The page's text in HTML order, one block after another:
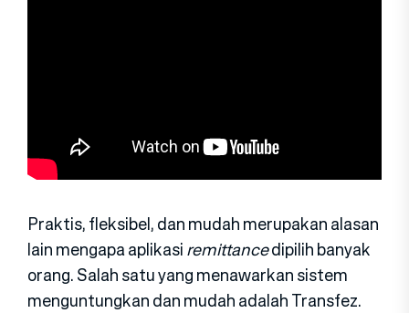
Praktis, fleksibel, dan mudah merupakan alasan
lain mengapa aplikasiremittancedipilih banyak
orang. Salah satu yang menawarkan sistem
menguntungkan dan mudah adalah Transfez.